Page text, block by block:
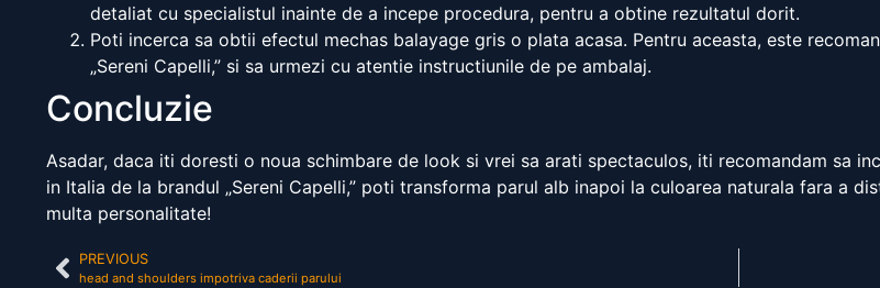
detaliat cu specialistul inainte de a incepe procedura, pentru a obtine rezultatul dorit.
Poti incerca sa obtii efectul mechas balayage gris o plata acasa. Pentru aceasta, este
„Sereni Capelli,” si sa urmezi cu atentie instructiunile de pe ambalaj.
Concluzie
Asadar, daca iti doresti o noua schimbare de look si vrei sa arati spectaculos, iti recomandam sa
in Italia de la brandul „Sereni Capelli,” poti transforma parul alb inapoi la culoarea naturala fara a
multa personalitate!
PREVIOUS
head and shoulders impotriva caderii parului